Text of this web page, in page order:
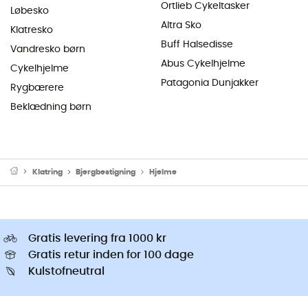
Løbesko
Klatresko
Vandresko børn
Cykelhjelme
Rygbærere
Beklædning børn
Ortlieb Cykeltasker
Altra Sko
Buff Halsedisse
Abus Cykelhjelme
Patagonia Dunjakker
Klatring Bjergbestigning Hjelme
Gratis levering fra 1000 kr
Gratis retur inden for 100 dage
Kulstofneutral